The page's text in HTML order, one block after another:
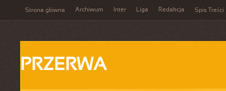
Strona główna Archiwum Inter Liga Redakcja Spis Treści
PRZERWA